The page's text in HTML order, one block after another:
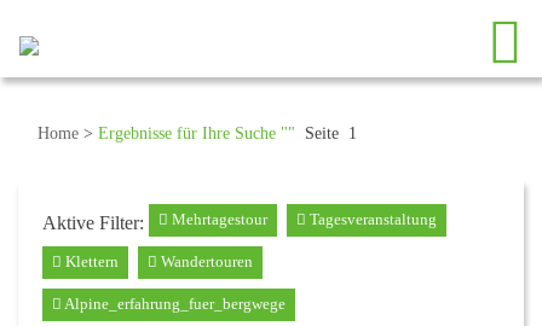
Home > Ergebnisse für Ihre Suche "" Seite 1
Aktive Filter: Mehrtagestour Tagesveranstaltung
Klettern Wandertouren
Alpine_erfahrung_fuer_bergwege